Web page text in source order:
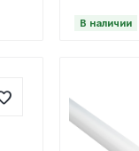
В наличии